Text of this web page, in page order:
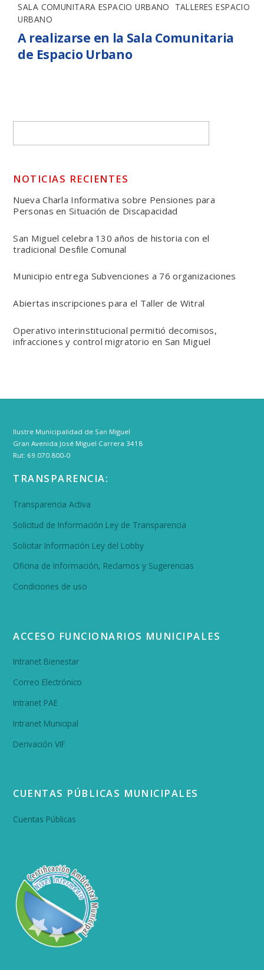
SALA COMUNITARA ESPACIO URBANO
TALLERES ESPACIO
URBANO
A realizarse en la Sala Comunitaria
de Espacio Urbano
NOTICIAS RECIENTES
Nueva Charla Informativa sobre Pensiones para
Personas en Situación de Discapacidad
San Miguel celebra 130 años de historia con el
tradicional Desfile Comunal
Municipio entrega Subvenciones a 76 organizaciones
Abiertas inscripciones para el Taller de Witral
Operativo interinstitucional permitió decomisos,
infracciones y control migratorio en San Miguel
Ilustre Municipalidad de San Miguel
Gran Avenida José Miguel Carrera 3418
Rut: 69.070.800-0
TRANSPARENCIA:
Transparencia Activa
Solicitud de Información Ley de Transparencia
Solicitar Información Ley del Lobby
Oficina de Información, Reclamos y Sugerencias
Condiciones de uso
ACCESO FUNCIONARIOS MUNICIPALES
Intranet Bienestar
Correo Electrónico
Intranet PAE
Intranet Municipal
Derivación VIF
CUENTAS PÚBLICAS MUNICIPALES
Cuentas Públicas